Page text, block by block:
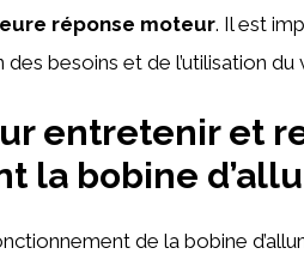
réponse moteur. Il est
besoins et de l’utilisation du
entretenir et
la bobine
de la bobine